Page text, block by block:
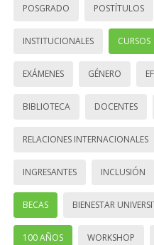
POSGRADO POSTÍTULOS
INSTITUCIONALES CURSOS
EXÁMENES GÉNERO
BIBLIOTECA DOCENTES
RELACIONES INTERNACIONALES
INGRESANTES INCLUSIÓN
BECAS BIENESTAR
100 AÑOS WORKSHOP